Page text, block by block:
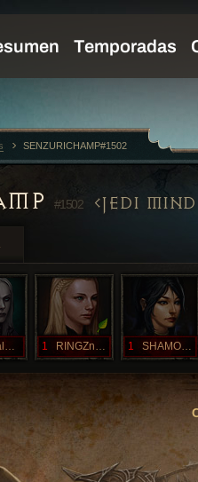
#1502 JEDI
EternalMule 1 RINGZnTHINGZ 1 SHAMONAH
SENZURICHAMP#1502